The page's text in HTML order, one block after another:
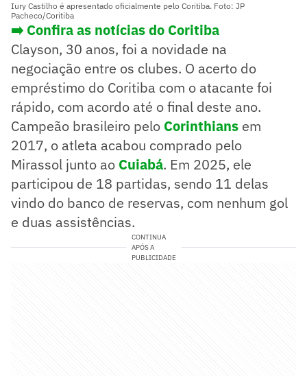
Iury Castilho é apresentado oficialmente pelo Coritiba. Foto: JP
Pacheco/Coritiba
➡️ Confira as notícias do Coritiba
Clayson, 30 anos, foi a novidade na
negociação entre os clubes. O acerto do
empréstimo do Coritiba com o atacante foi
rápido, com acordo até o final deste ano.
Campeão brasileiro pelo Corinthians em
2017, o atleta acabou comprado pelo
Mirassol junto ao Cuiabá. Em 2025, ele
participou de 18 partidas, sendo 11 delas
vindo do banco de reservas, com nenhum gol
e duas assistências.
CONTINUA
APÓS A
PUBLICIDADE